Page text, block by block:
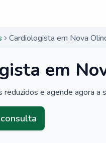
Cardiologista em Nova
em
e agende agora a